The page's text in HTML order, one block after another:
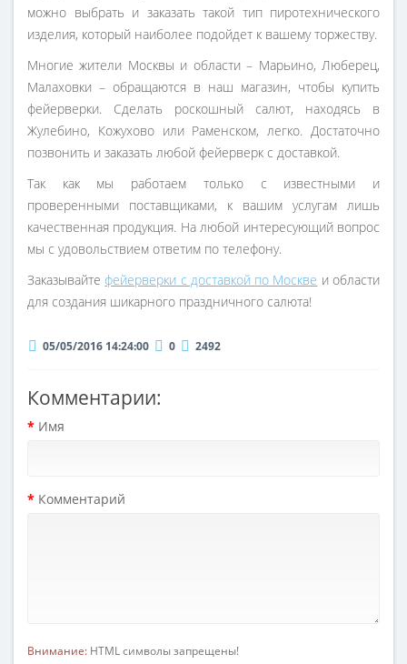
можно выбрать и заказать такой тип пиротехнического
изделия, который наиболее подойдет к вашему торжеству.
Многие жители Москвы и области – Марьино, Люберец,
Малаховки – обращаются в наш магазин, чтобы купить
фейерверки. Сделать роскошный салют, находясь в
Жулебино, Кожухово или Раменском, легко. Достаточно
позвонить и заказать любой фейерверк с доставкой.
Так как мы работаем только с известными и
проверенными поставщиками, к вашим услугам лишь
качественная продукция. На любой интересующий вопрос
мы с удовольствием ответим по телефону.
Заказывайте фейерверки с доставкой по Москве и области
для создания шикарного праздничного салюта!
05/05/2016 14:24:00 0 2492
Комментарии:
Имя
Комментарий
Внимание: HTML символы запрещены!